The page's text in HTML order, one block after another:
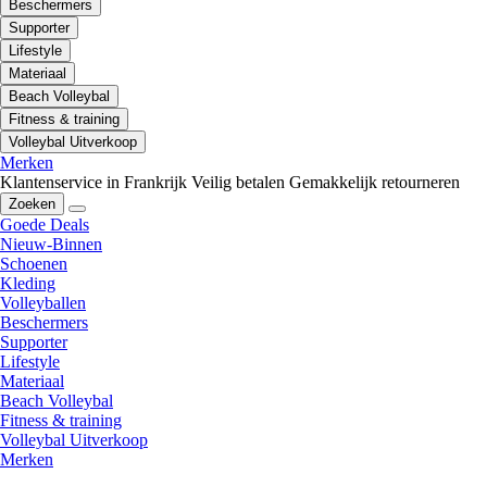
Beschermers
Supporter
Lifestyle
Materiaal
Beach Volleybal
Fitness & training
Volleybal Uitverkoop
Merken
Klantenservice in Frankrijk Veilig betalen Gemakkelijk retourneren
Zoeken
Goede Deals
Nieuw-Binnen
Schoenen
Kleding
Volleyballen
Beschermers
Supporter
Lifestyle
Materiaal
Beach Volleybal
Fitness & training
Volleybal Uitverkoop
Merken